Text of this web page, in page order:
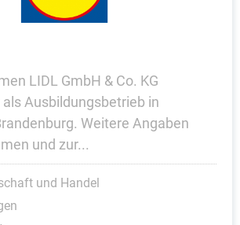
LIDL GmbH & Co. KG
Ausbildungsbetrieb in
Weitere Angaben
und zur...
und Handel